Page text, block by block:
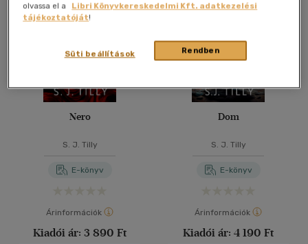
Alkalmaz
Nero
S. J. Tilly
E-könyv
Árinformációk
Kiadói ár: 3 890 Ft
Dom
S. J. Tilly
E-könyv
Árinformációk
Kiadói ár: 4 190 Ft
olvassa el a
Libri Könyvkereskedelmi Kft. adatkezelési
tájékoztatóját!
Rendben
Süti beállítások